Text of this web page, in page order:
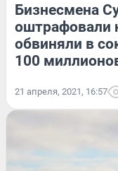
Бизнесмена
оштрафовали
обвиняли в
100
21 апреля, 2021, 16:57